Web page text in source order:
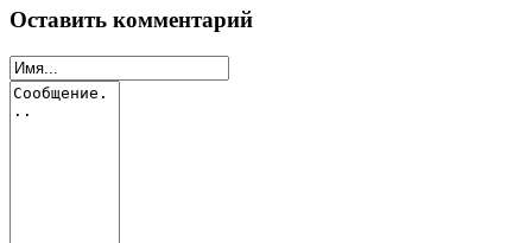
Оставить комментарий